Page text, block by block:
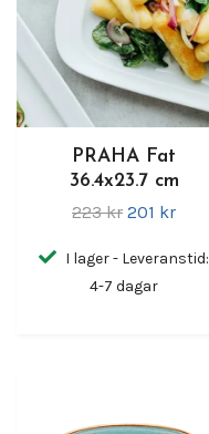
PRAHA Fat
36.4x23.7 cm
223 kr 201 kr
I lager - Leveranstid:
4-7 dagar